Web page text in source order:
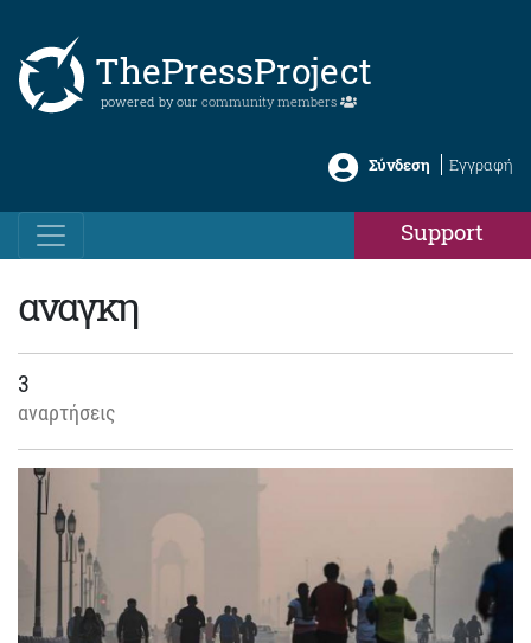
ThePressProject
powered by our community members
Σύνδεση Εγγραφή
Support
αναγκη
3
αναρτήσεις